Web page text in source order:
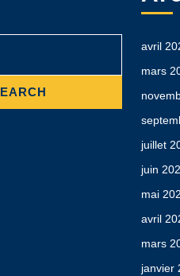
avril
mars
juillet
juin
mai
avril
mars
janvier